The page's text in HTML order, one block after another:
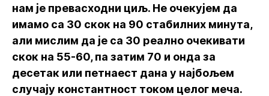
нам је превасходни циљ. Не очекујем да
имамо са 30 скок на 90 стабилних минута,
али мислим да је са 30 реално очекивати
скок на 55-60, па затим 70 и онда за
десетак или петнаест дана у најбољем
случају константност током целог меча.